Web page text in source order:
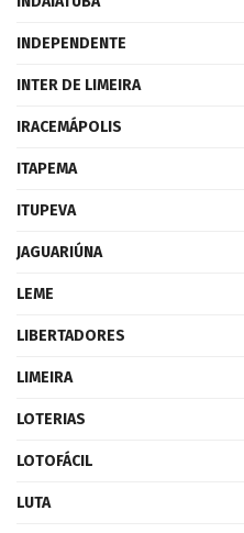
INDEPENDENTE
INTER DE LIMEIRA
IRACEMÁPOLIS
ITAPEMA
ITUPEVA
JAGUARIÚNA
LEME
LIBERTADORES
LIMEIRA
LOTERIAS
LOTOFÁCIL
LUTA